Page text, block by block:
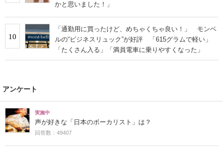
かと思いました！」
10
「通勤用に買ったけど、めちゃくちゃ良い！」 モンベ
ルの“ビジネスリュック”が好評 「615グラムで軽い」
「たくさん入る」「満員電車に乗りやすくなった」
アンケート
実施中
声が好きな「日本のボーカリスト」は？
回答数：49407